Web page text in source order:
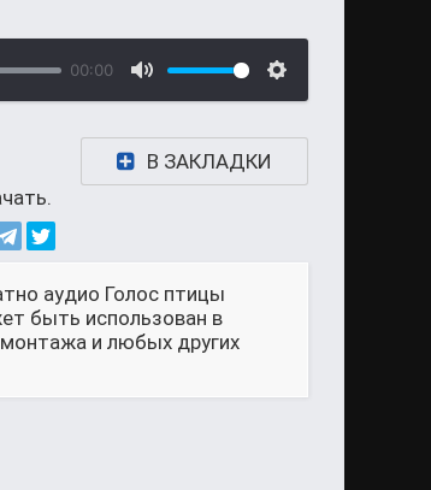
00:00
В ЗАКЛАДКИ
аудио Голос птицы
быть использован в
монтажа и любых других